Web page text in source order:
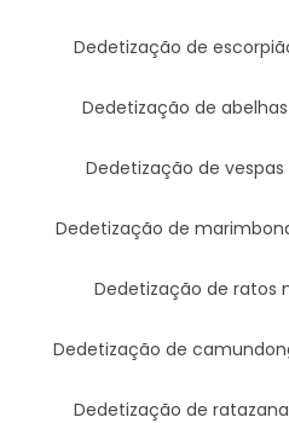
Dedetização de
Dedetização de
Dedetização de vespas
Dedetização de
Dedetização de ratos
Dedetização de
Dedetização de